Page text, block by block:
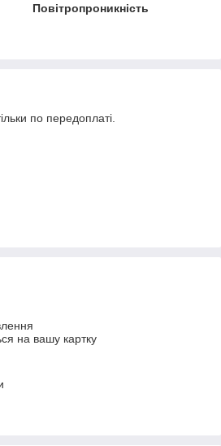
Повітропроникність
по передоплаті.
на вашу картку